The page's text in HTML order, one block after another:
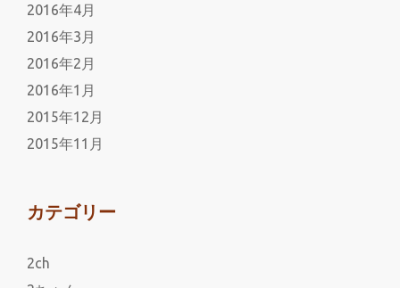
2016年4月
2016年3月
2016年2月
2016年1月
2015年12月
2015年11月
カテゴリー
2ch